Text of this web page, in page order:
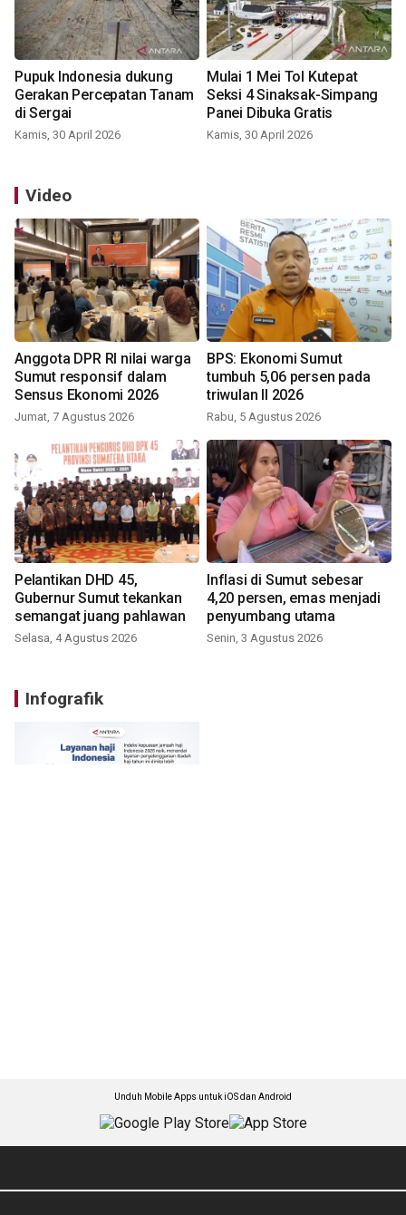
Pupuk Indonesia dukung
Gerakan Percepatan Tanam
di Sergai
Kamis, 30 April 2026
Mulai 1 Mei Tol Kutepat
Seksi 4 Sinaksak-Simpang
Panei Dibuka Gratis
Kamis, 30 April 2026
Video
Anggota DPR RI nilai warga
Sumut responsif dalam
Sensus Ekonomi 2026
Jumat, 7 Agustus 2026
BPS: Ekonomi Sumut
tumbuh 5,06 persen pada
triwulan II 2026
Rabu, 5 Agustus 2026
Pelantikan DHD 45,
Gubernur Sumut tekankan
semangat juang pahlawan
Selasa, 4 Agustus 2026
Inflasi di Sumut sebesar
4,20 persen, emas menjadi
penyumbang utama
Senin, 3 Agustus 2026
Infografik
Unduh Mobile Apps untuk iOS dan Android